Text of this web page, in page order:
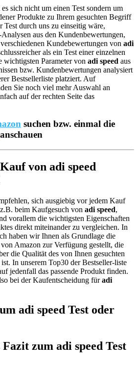
sich nicht um einen Test sondern um
Produkte zu Ihrem gesuchten Begriff
Test durch uns zu einseitig wäre,
aus den Kundenbewertungen,
Kundebewertungen von adi
als ein Test einer einzelnen
wichtigsten Parameter von adi speed aus
bzw. Kundenbewertungen analysiert
Bestsellerliste platziert. Auf
Sie noch viel mehr Auswahl an
auf der rechten Seite das
suchen bzw. einmal die
anschauen
von adi speed
sich ausgiebig vor jedem Kauf
beim Kaufgesuch von adi speed,
vorallem die wichtigsten Eigenschaften
direkt miteinander zu vergleichen. In
haben wir Ihnen als Grundlage die
Amazon zur Verfügung gestellt, die
die Qualität des von Ihnen gesuchten
ist. In unserem Top30 der Bestseller-liste
jedenfall das passende Produkt finden.
bei der Kaufentscheidung füradi
adi speed Test oder
Fazit zum adi speed Test